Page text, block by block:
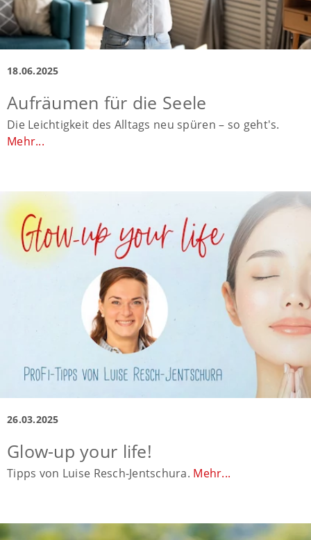
18.06.2025
Aufräumen für die Seele
Die Leichtigkeit des Alltags neu spüren – so geht's.
Mehr...
26.03.2025
Glow-up your life!
Tipps von Luise Resch-Jentschura. Mehr...